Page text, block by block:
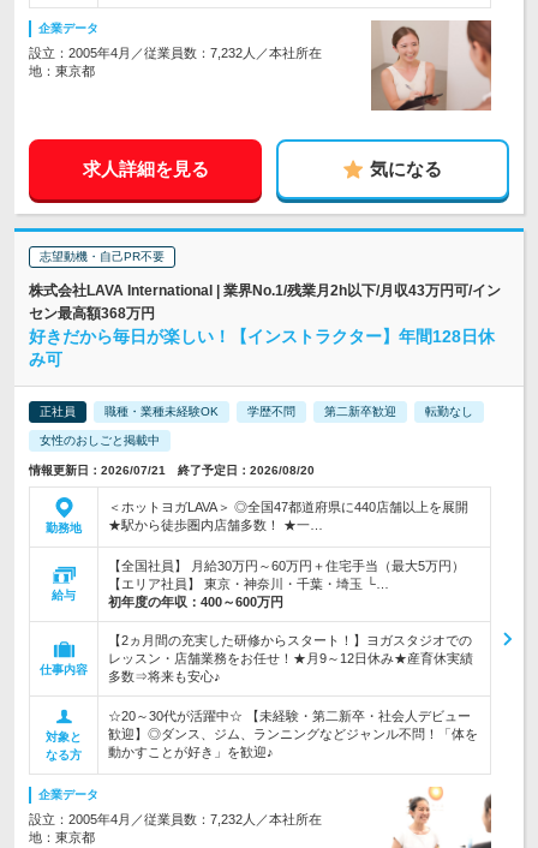
企業データ
設立：2005年4月／従業員数：7,232人／本社所在
地：東京都
求人詳細を見る 気になる
志望動機・自己PR不要
株式会社LAVA International | 業界No.1/残業月2h以下/月収43万円可/イン
セン最高額368万円
好きだから毎日が楽しい！【インストラクター】年間128日休
み可
正社員 職種・業種未経験OK 学歴不問 第二新卒歓迎 転勤なし
女性のおしごと掲載中
情報更新日：2026/07/21 終了予定日：2026/08/20
勤務地
＜ホットヨガLAVA＞ ◎全国47都道府県に440店舗以上を展開
★駅から徒歩圏内店舗多数！ ★一…
給与
【全国社員】 月給30万円～60万円＋住宅手当（最大5万円）
【エリア社員】 東京・神奈川・千葉・埼玉 └…
初年度の年収： 400～600万円
仕事内容
【2ヵ月間の充実した研修からスタート！】ヨガスタジオでの
レッスン・店舗業務をお任せ！★月9～12日休み★産育休実績
多数⇒将来も安心♪
対象と
なる方
☆20～30代が活躍中☆ 【未経験・第二新卒・社会人デビュー
歓迎】◎ダンス、ジム、ランニングなどジャンル不問！「体を
動かすことが好き」を歓迎♪
企業データ
設立：2005年4月／従業員数：7,232人／本社所在
地：東京都